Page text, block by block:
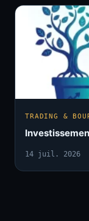
TRADING &
14 juil. 2026